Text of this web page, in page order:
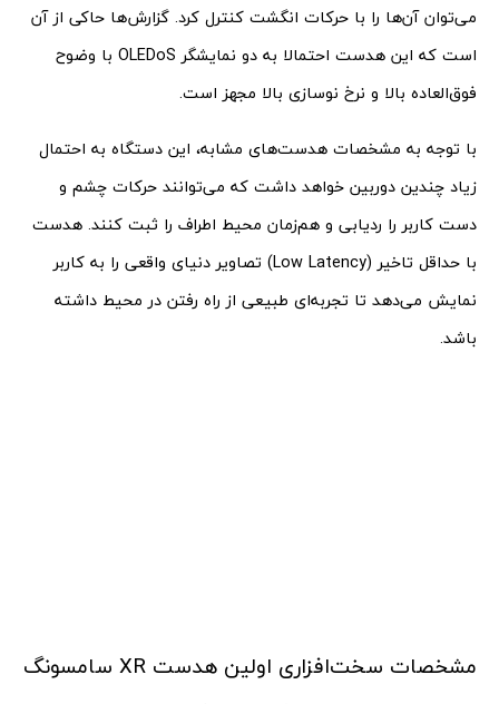
می‌توان آن‌ها را با حرکات انگشت کنترل کرد. گزارش‌ها حاکی از آن
است که این هدست احتمالا به دو نمایشگر OLEDoS با وضوح
فوق‌العاده بالا و نرخ نوسازی بالا مجهز است.
با توجه به مشخصات هدست‌های مشابه، این دستگاه به احتمال
زیاد چندین دوربین خواهد داشت که می‌توانند حرکات چشم و
دست کاربر را ردیابی و هم‌زمان محیط اطراف را ثبت کنند. هدست
با حداقل تاخیر (Low Latency) تصاویر دنیای واقعی را به کاربر
نمایش می‌دهد تا تجربه‌ای طبیعی از راه رفتن در محیط داشته
باشد.
مشخصات سخت‌افزاری اولین هدست XR سامسونگ